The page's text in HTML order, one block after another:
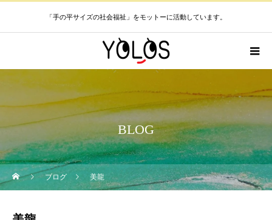
「手の平サイズの社会福祉」をモットーに活動しています。
BLOG
ブログ 美龍